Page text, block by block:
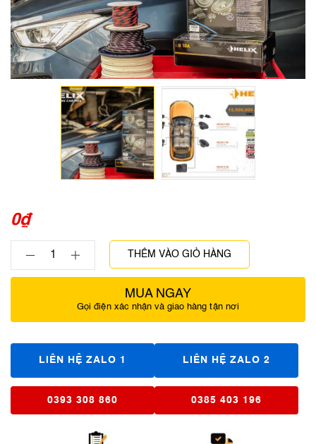
0₫
THÊM VÀO GIỎ HÀNG
MUA NGAY
Gọi điện xác nhận và giao hàng tận nơi
LIÊN HỆ ZALO 1 LIÊN HỆ ZALO 2
0393 308 860 0385 403 196